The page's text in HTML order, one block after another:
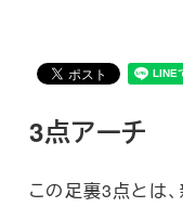
3点アーチ
この足裏3点とは